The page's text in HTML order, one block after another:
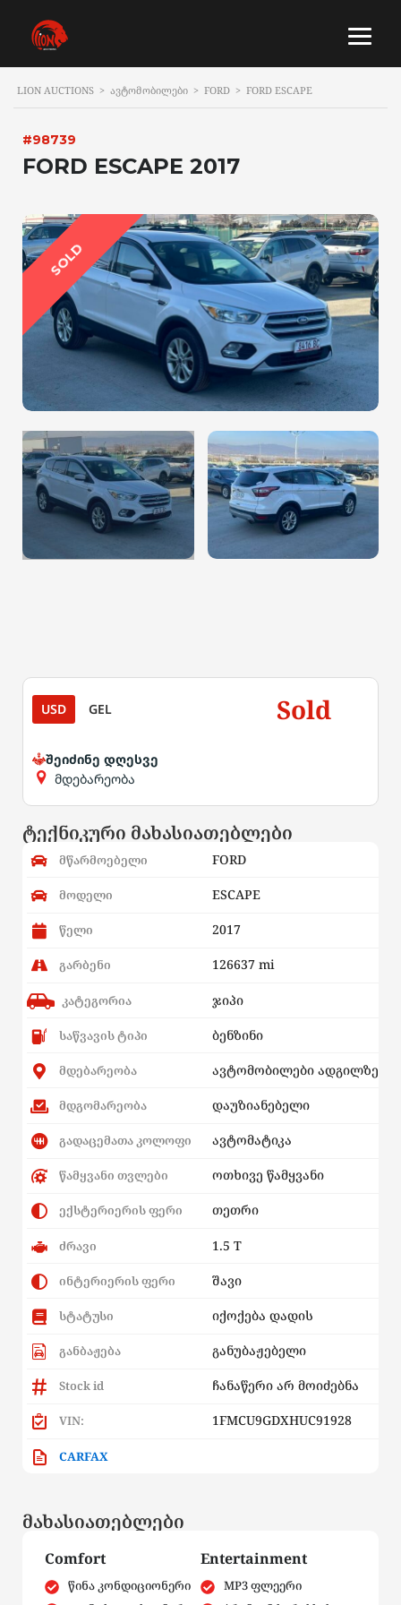
LION AUCTIONS > ᲐᲕᲢᲝᲛᲝᲑᲘᲚᲔᲑᲘ > FORD > FORD ESCAPE
#98739
FORD ESCAPE 2017
SOLD
USD GEL Sold
შეიძინე დღესვე
მდებარეობა
ტექნიკური მახასიათებლები
მწარმოებელი FORD
მოდელი ESCAPE
წელი 2017
გარბენი 126637 mi
კატეგორია ჯიპი
საწვავის ტიპი ბენზინი
მდებარეობა ავტომობილები ადგილზე
მდგომარეობა დაუზიანებელი
გადაცემათა კოლოფი ავტომატიკა
წამყვანი თვლები ოთხივე წამყვანი
ექსტერიერის ფერი თეთრი
ძრავი 1.5 T
ინტერიერის ფერი შავი
სტატუსი იქოქება დადის
განბაჟება განუბაჟებელი
Stock id ჩანაწერი არ მოიძებნა
VIN: 1FMCU9GDXHUC91928
CARFAX
მახასიათებლები
Comfort
წინა კონდიციონერი
Entertainment
MP3 ფლეერი